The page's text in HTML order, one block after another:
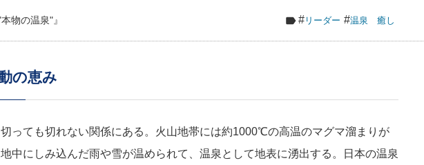
日号）
通販”戦略視点(151)
(85)
雄 成功事例に学ぶ繁栄企業のブランド戦略(39)
次もあなたにお願いしたいと思われる「一流の仕事術」(28)
決算書の“見える化”術(12) 業績アップにつながる
社
物の温泉"』 # リーダー #温泉 癒し
の恵み
っても切れない関係にある。火山地帯には約1000℃の高温のマグマ溜まりが
中にしみ込んだ雨や雪が温められて、温泉として地表に湧出する。日本の温泉